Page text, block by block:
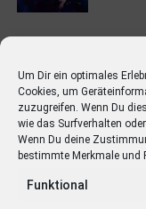
Um Dir ein optimales
Cookies, um
zuzugreifen. Wenn Du
wie das Surfverhalten
Wenn Du deine
bestimmte Merkmale und
Funktional
STARS
von